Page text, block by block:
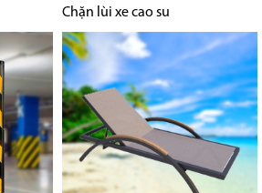
Chặn lùi xe cao su